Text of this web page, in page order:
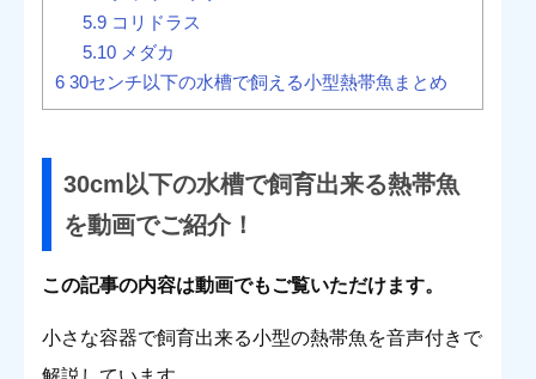
5.9コリドラス
5.10メダカ
6 30センチ以下の水槽で飼える小型熱帯魚まとめ
30cm以下の水槽で飼育出来る熱帯魚
を動画でご紹介！
この記事の内容は動画でもご覧いただけます。
小さな容器で飼育出来る小型の熱帯魚を音声付きで